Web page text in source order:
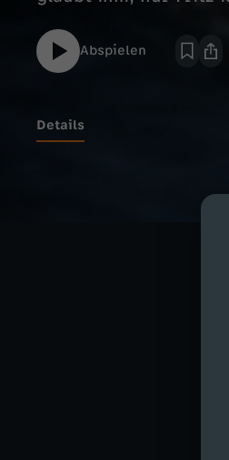
Abspielen
Details